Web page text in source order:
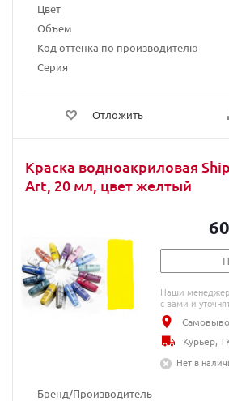
Цвет
Объем
Код оттенка по производителю
Серия
Отложить
Краска водноакриловая
Art, 20 мл, цвет желтый
Бренд/Производитель
Наши
с вами и
Курьер,
Нет в